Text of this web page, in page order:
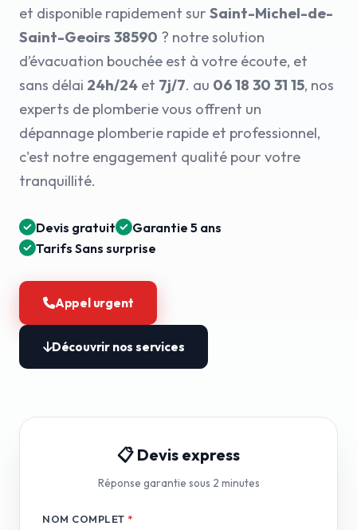
et disponible rapidement sur Saint-Michel-de-
Saint-Geoirs 38590 ? notre solution
d’évacuation bouchée est à votre écoute, et
sans délai 24h/24 et 7j/7. au 06 18 30 31 15, nos
experts de plomberie vous offrent un
dépannage plomberie rapide et professionnel,
c'est notre engagement qualité pour votre
tranquillité.
Devis gratuit
Garantie 5 ans
Tarifs Sans surprise
Appel urgent
Découvrir nos services
📋 Devis express
Réponse garantie sous 2 minutes
NOM COMPLET *